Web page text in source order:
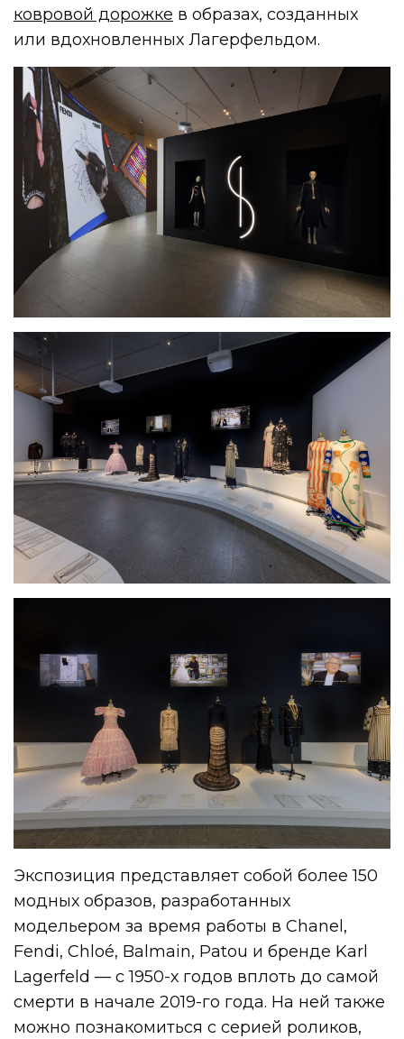
ковровой дорожке в образах, созданных
или вдохновленных Лагерфельдом.
Экспозиция представляет собой более 150
модных образов, разработанных
модельером за время работы в Chanel,
Fendi, Chloé, Balmain, Patou и бренде Karl
Lagerfeld — с 1950-х годов вплоть до самой
смерти в начале 2019-го года. На ней также
можно познакомиться с серией роликов,